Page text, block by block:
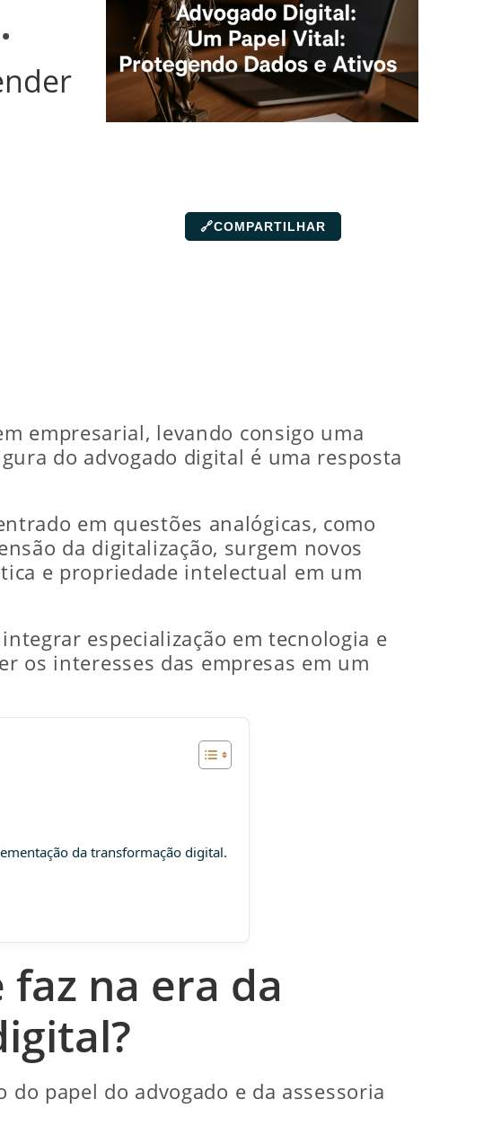
🔗COMPARTILHAR
empresarial, levando consigo uma
do advogado digital é uma resposta
em questões analógicas, como
da digitalização, surgem novos
e propriedade intelectual em um
especialização em tecnologia e
os interesses das empresas em um
da transformação digital.
na era da
papel do advogado e da assessoria